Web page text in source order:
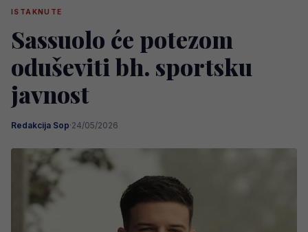
ISTAKNUTE
Sassuolo će potezom
oduševiti bh. sportsku
javnost
Redakcija Sop·24/05/2026